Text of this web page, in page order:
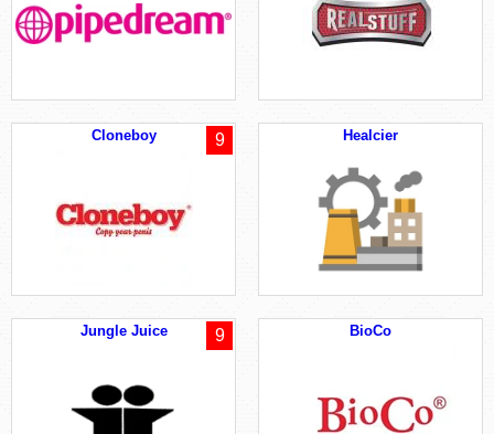
Cloneboy 9 Healcier
Jungle Juice 9 BioCo